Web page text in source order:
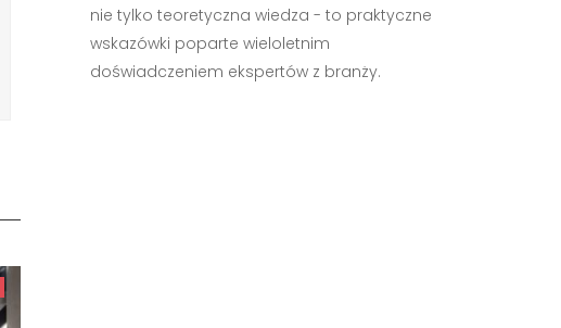
nie tylko teoretyczna wiedza - to praktyczne
wskazówki poparte wieloletnim
doświadczeniem ekspertów z branży.